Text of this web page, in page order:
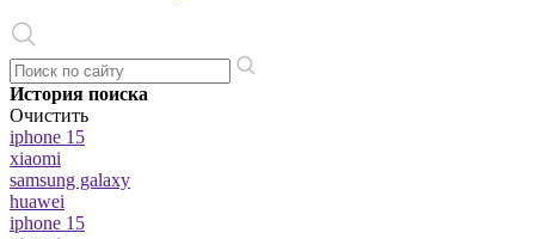
История поиска
Очистить
iphone 15
xiaomi
samsung galaxy
huawei
iphone 15